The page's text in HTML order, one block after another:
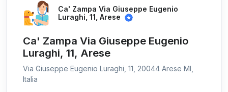
Ca' Zampa Via Giuseppe Eugenio
Luraghi, 11, Arese
Ca' Zampa Via Giuseppe Eugenio
Luraghi, 11, Arese
Via Giuseppe Eugenio Luraghi, 11, 20044 Arese MI,
Italia